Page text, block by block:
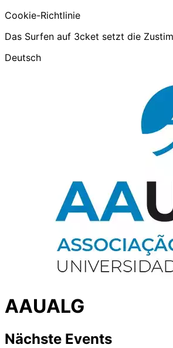
Cookie-Richtlinie
Das Surfen auf 3cket setzt die
Deutsch
AAUALG
Nächste Events